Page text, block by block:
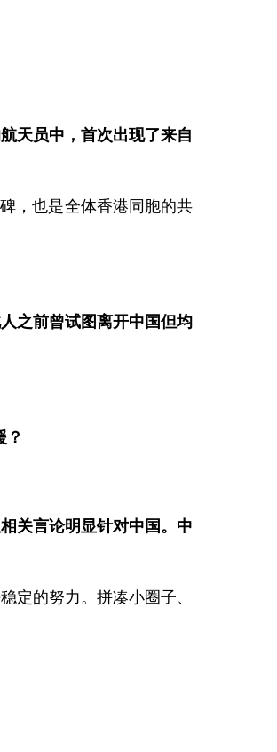
天员中，首次出现了来自
，也是全体香港同胞的共
之前曾试图离开中国但均
？
关言论明显针对中国。中
定的努力。拼凑小圈子、